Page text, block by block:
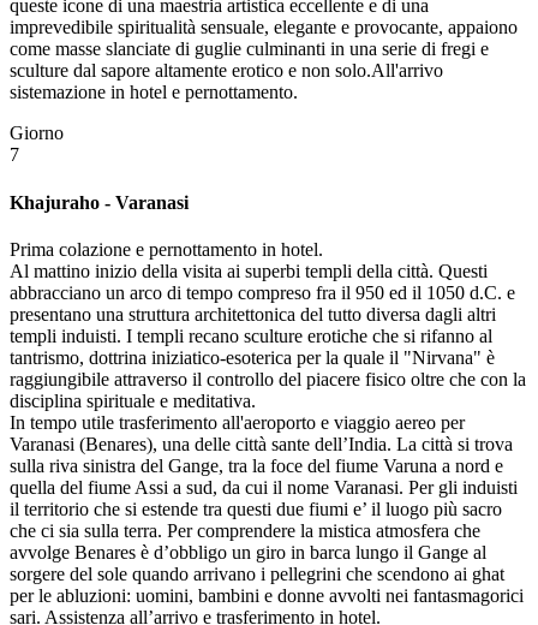
queste icone di una maestria artistica eccellente e di una
imprevedibile spiritualità sensuale, elegante e provocante, appaiono
come masse slanciate di guglie culminanti in una serie di fregi e
sculture dal sapore altamente erotico e non solo.All'arrivo
sistemazione in hotel e pernottamento.
Giorno
7
Khajuraho - Varanasi
Prima colazione e pernottamento in hotel.
Al mattino inizio della visita ai superbi templi della città. Questi
abbracciano un arco di tempo compreso fra il 950 ed il 1050 d.C. e
presentano una struttura architettonica del tutto diversa dagli altri
templi induisti. I templi recano sculture erotiche che si rifanno al
tantrismo, dottrina iniziatico-esoterica per la quale il "Nirvana" è
raggiungibile attraverso il controllo del piacere fisico oltre che con la
disciplina spirituale e meditativa.
In tempo utile trasferimento all'aeroporto e viaggio aereo per
Varanasi (Benares), una delle città sante dell’India. La città si trova
sulla riva sinistra del Gange, tra la foce del fiume Varuna a nord e
quella del fiume Assi a sud, da cui il nome Varanasi. Per gli induisti
il territorio che si estende tra questi due fiumi e’ il luogo più sacro
che ci sia sulla terra. Per comprendere la mistica atmosfera che
avvolge Benares è d’obbligo un giro in barca lungo il Gange al
sorgere del sole quando arrivano i pellegrini che scendono ai ghat
per le abluzioni: uomini, bambini e donne avvolti nei fantasmagorici
sari. Assistenza all’arrivo e trasferimento in hotel.